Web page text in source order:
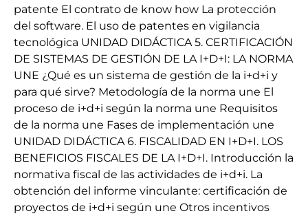
patente El contrato de know how La protección
del software. El uso de patentes en vigilancia
tecnológica UNIDAD DIDÁCTICA 5. CERTIFICACIÓN
DE SISTEMAS DE GESTIÓN DE LA I+D+I: LA NORMA
UNE ¿Qué es un sistema de gestión de la i+d+i y
para qué sirve? Metodología de la norma une El
proceso de i+d+i según la norma une Requisitos
de la norma une Fases de implementación une
UNIDAD DIDÁCTICA 6. FISCALIDAD EN I+D+I. LOS
BENEFICIOS FISCALES DE LA I+D+I. Introducción la
normativa fiscal de las actividades de i+d+i. La
obtención del informe vinculante: certificación de
proyectos de i+d+i según une Otros incentivos